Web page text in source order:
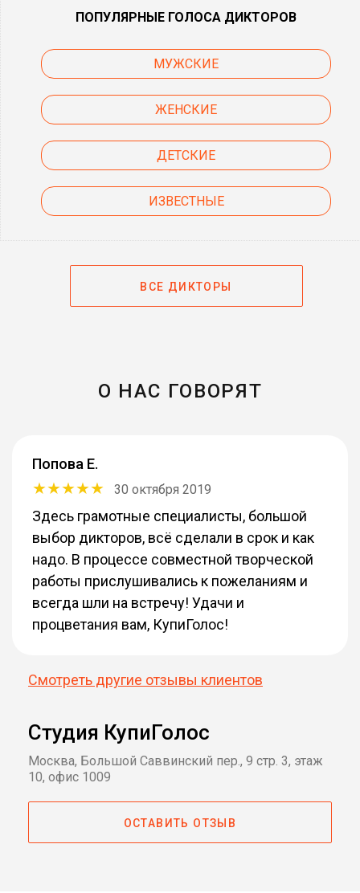
ПОПУЛЯРНЫЕ ГОЛОСА ДИКТОРОВ
МУЖСКИЕ
ЖЕНСКИЕ
ДЕТСКИЕ
ИЗВЕСТНЫЕ
ВСЕ ДИКТОРЫ
О НАС ГОВОРЯТ
Попова Е.
30 октября 2019
Здесь грамотные специалисты, большой
выбор дикторов, всё сделали в срок и как
надо. В процессе совместной творческой
работы прислушивались к пожеланиям и
всегда шли на встречу! Удачи и
процветания вам, КупиГолос!
Смотреть другие отзывы клиентов
Студия КупиГолос
Москва, Большой Саввинский пер., 9 стр. 3, этаж
10, офис 1009
ОСТАВИТЬ ОТЗЫВ